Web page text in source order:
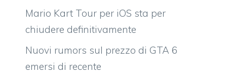
Mario Kart Tour per iOS sta per
chiudere definitivamente
Nuovi rumors sul prezzo di GTA 6
emersi di recente